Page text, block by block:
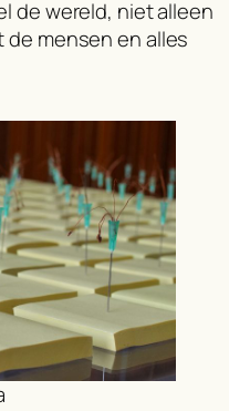
de wereld, niet alleen
de mensen en alles